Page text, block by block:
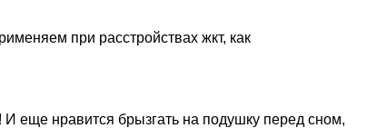
при расстройствах жкт, как
еще нравится брызгать на подушку перед сном,